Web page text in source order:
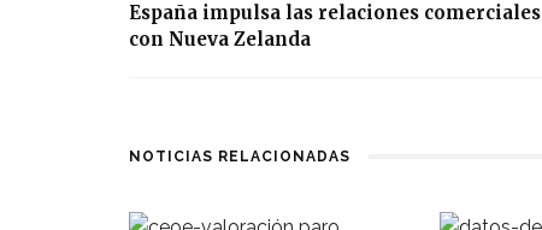
España impulsa las relaciones comerciales
con Nueva Zelanda
NOTICIAS RELACIONADAS